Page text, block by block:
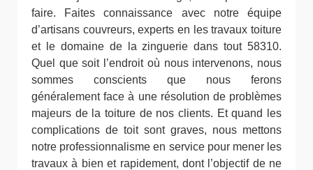
faire. Faites connaissance avec notre équipe
d’artisans couvreurs, experts en les travaux toiture
et le domaine de la zinguerie dans tout 58310.
Quel que soit l’endroit où nous intervenons, nous
sommes conscients que nous ferons
généralement face à une résolution de problèmes
majeurs de la toiture de nos clients. Et quand les
complications de toit sont graves, nous mettons
notre professionnalisme en service pour mener les
travaux à bien et rapidement, dont l’objectif de ne